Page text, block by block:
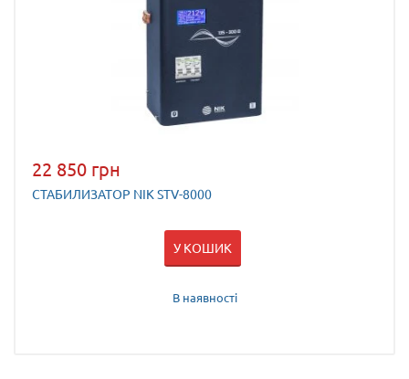
22 850 грн
СТАБИЛИЗАТОР NIK STV-8000
У КОШИК
В наявності